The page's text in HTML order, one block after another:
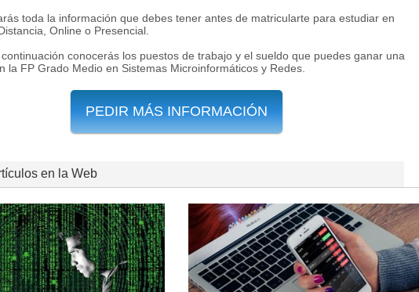
toda la información que debes tener antes de matricularte para estudiar en
Online o Presencial.
conocerás los puestos de trabajo y el sueldo que puedes ganar una
la FP Grado Medio en Sistemas Microinformáticos y Redes.
PEDIR MÁS INFORMACIÓN
en la Web